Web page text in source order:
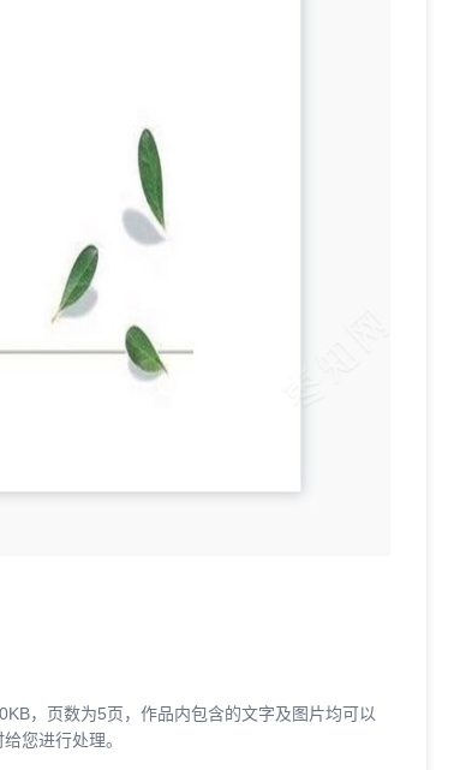
，页数为5页，作品内包含的文字及图片均可以
您进行处理。